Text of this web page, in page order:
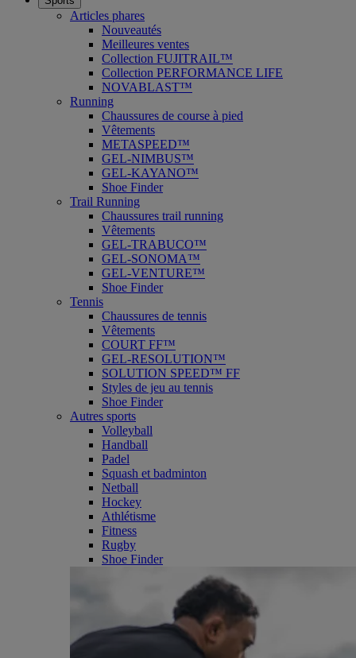
Articles phares
Nouveautés
Meilleures ventes
Collection FUJITRAIL™
Collection PERFORMANCE LIFE
NOVABLAST™
Running
Chaussures de course à pied
Vêtements
METASPEED™
GEL-NIMBUS™
GEL-KAYANO™
Shoe Finder
Trail Running
Chaussures trail running
Vêtements
GEL-TRABUCO™
GEL-SONOMA™
GEL-VENTURE™
Shoe Finder
Tennis
Chaussures de tennis
Vêtements
COURT FF™
GEL-RESOLUTION™
SOLUTION SPEED™ FF
Styles de jeu au tennis
Shoe Finder
Autres sports
Volleyball
Handball
Padel
Squash et badminton
Netball
Hockey
Athlétisme
Fitness
Rugby
Shoe Finder